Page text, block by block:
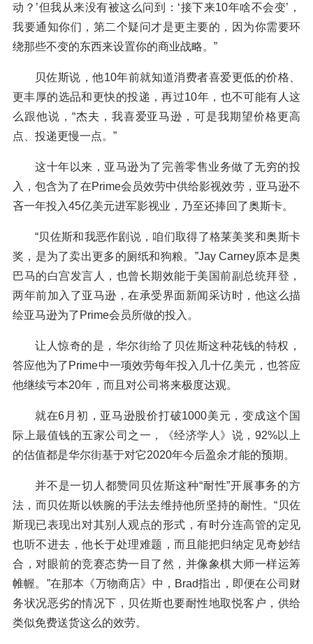
动？’但我从来没有被这么问到：‘接下来10年啥不会变’，
我要通知你们，第二个疑问才是更主要的，因为你需要环
绕那些不变的东西来设置你的商业战略。”
贝佐斯说，他10年前就知道消费者喜爱更低的价格、
更丰厚的选品和更快的投递，再过10年，也不可能有人这
么跟他说，“杰夫，我喜爱亚马逊，可是我期望价格更高
点、投递更慢一点。”
这十年以来，亚马逊为了完善零售业务做了无穷的投
入，包含为了在Prime会员效劳中供给影视效劳，亚马逊不
吝一年投入45亿美元进军影视业，乃至还捧回了奥斯卡。
“贝佐斯和我恶作剧说，咱们取得了格莱美奖和奥斯卡
奖，是为了卖出更多的厕纸和狗粮。”Jay Carney原本是奥
巴马的白宫发言人，也曾长期效能于美国前副总统拜登，
两年前加入了亚马逊，在承受界面新闻采访时，他这么描
绘亚马逊为了Prime会员所做的投入。
让人惊奇的是，华尔街给了贝佐斯这种花钱的特权，
答应他为了Prime中一项效劳每年投入几十亿美元，也答应
他继续亏本20年，而且对公司将来极度达观。
就在6月初，亚马逊股价打破1000美元，变成这个国
际上最值钱的五家公司之一，《经济学人》说，92%以上
的估值都是华尔街基于对它2020年今后盈余才能的预期。
并不是一切人都赞同贝佐斯这种“耐性”开展事务的方
法，而贝佐斯以铁腕的手法去维持他所坚持的耐性。“贝佐
斯现已表现出对其别人观点的形式，有时分连高管的定见
也听不进去，他长于处理难题，而且能把归纳定见奇妙结
合，对眼前的竞赛态势一目了然，并像象棋大师一样运筹
帷幄。”在那本《万物商店》中，Brad指出，即便在公司财
务状况恶劣的情况下，贝佐斯也要耐性地取悦客户，供给
类似免费送货这么的效劳。